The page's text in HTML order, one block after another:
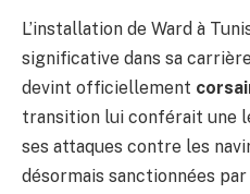
L’installation de Ward à
significative dans sa
devint officiellement
transition lui conférait une
ses attaques contre les
désormais sanctionnées